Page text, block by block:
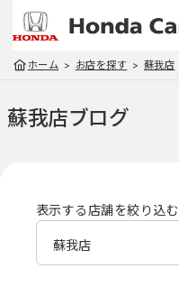
ホーム お店を探す 蘇我店
蘇我店ブログ
表示する店舗を絞り込む